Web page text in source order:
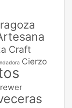
Craft
Cierzo